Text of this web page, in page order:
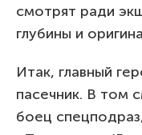
смотрят ради
глубины и
Итак, главный
пасечник. В том
боец